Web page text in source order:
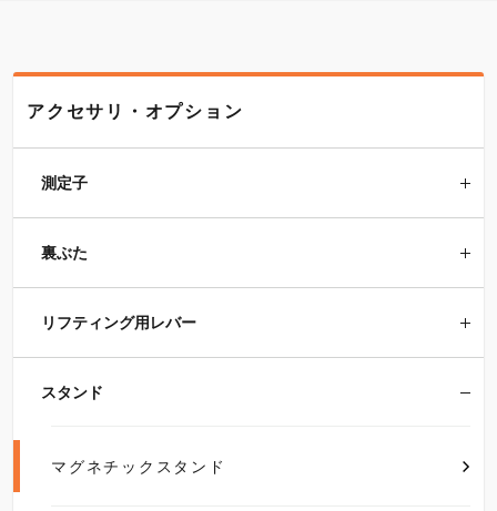
アクセサリ・オプション
測定子
裏ぶた
リフティング用レバー
スタンド
マグネチックスタンド